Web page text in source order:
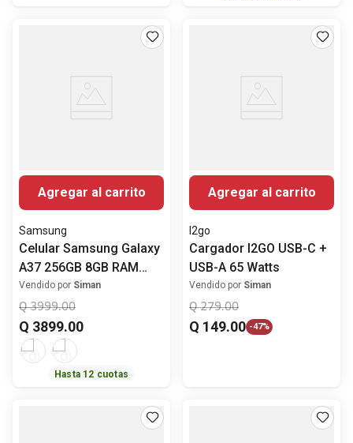
Agregar al carrito
Samsung
Celular Samsung Galaxy
A37 256GB 8GB RAM
Pantalla 6.7" (17.02
cm)Octa-Core Cámara
Trasera Triple 50MP
Vendido por Siman
Q 3999.00
Q 3899.00
Hasta 12 cuotas
Agregar al carrito
I2go
Cargador I2GO USB-C +
USB-A 65 Watts
Vendido por Siman
Q 279.00
Q 149.00 -47%